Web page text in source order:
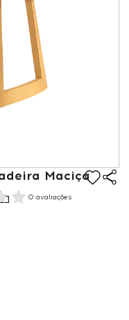
Maciça
0 avaliações